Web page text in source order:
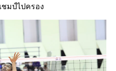
มป์ไปครอง